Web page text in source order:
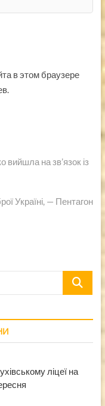
в этом браузере
на зв’язок із
Україні, — Пентагон
Пошук
ліцеї на